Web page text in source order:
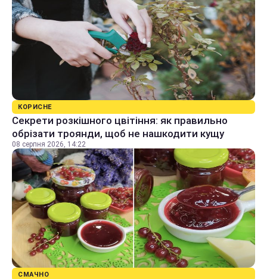
КОРИСНЕ
Секрети розкішного цвітіння: як правильно
обрізати троянди, щоб не нашкодити кущу
08 серпня 2026, 14:22
СМАЧНО